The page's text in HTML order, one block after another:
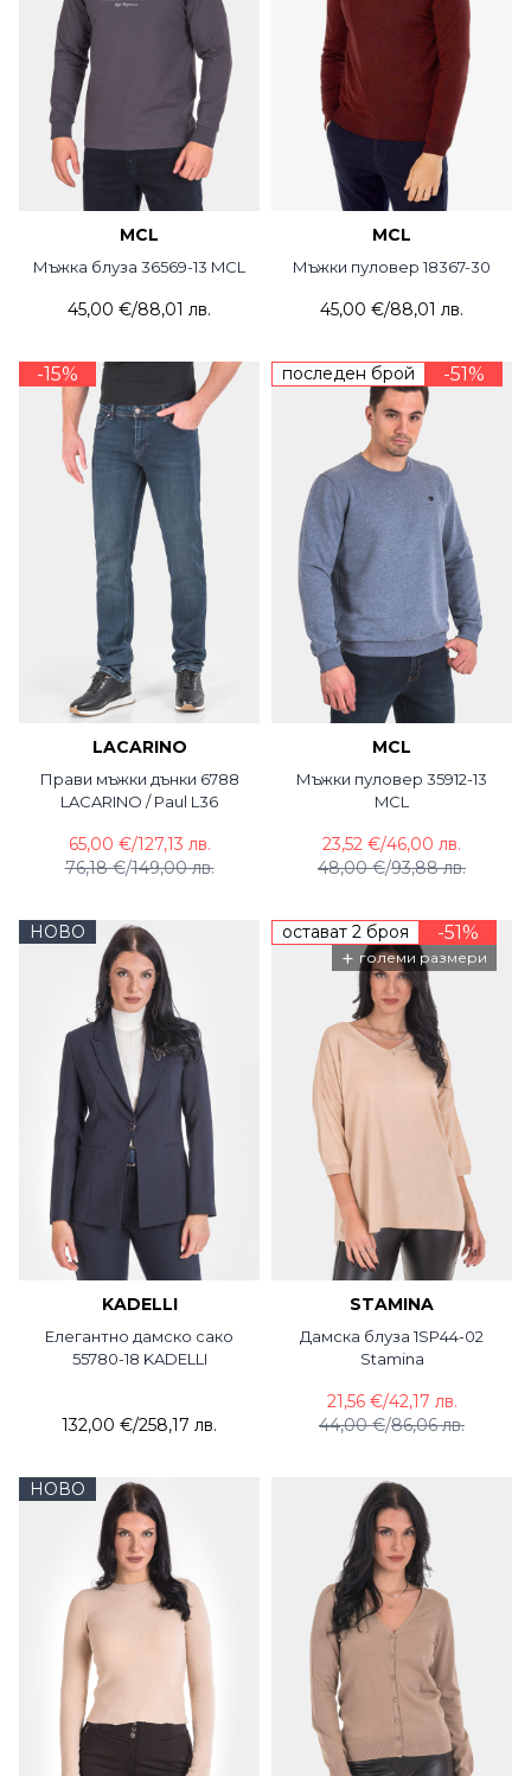
MCL
Мъжка блуза 36569-13 MCL
45,00 €/88,01 лв.
MCL
Мъжки пуловер 18367-30
45,00 €/88,01 лв.
-15%
LACARINO
Прави мъжки дънки 6788
LACARINO / Paul L36
76,18 €/149,00 лв.
65,00 €/127,13 лв.
последен брой -51%
MCL
Мъжки пуловер 35912-13
MCL
48,00 €/93,88 лв.
23,52 €/46,00 лв.
НОВО
KADELLI
Елегантно дамско сако
55780-18 KADELLI
132,00 €/258,17 лв.
остават 2 броя -51%
+ големи размери
STAMINA
Дамска блуза 1SP44-02
Stamina
44,00 €/86,06 лв.
21,56 €/42,17 лв.
НОВО